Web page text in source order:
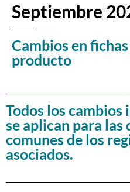
Septiembre
Cambios en
producto
Todos los
se aplican para las
comunes de los
asociados.